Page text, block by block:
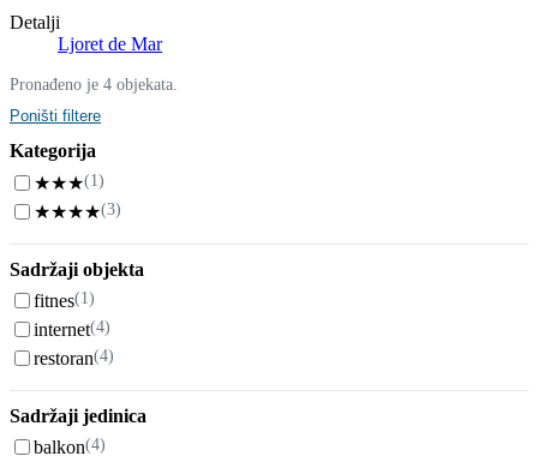
Detalji
Ljoret de Mar
Pronađeno je 4 objekata.
Poništi filtere
Kategorija
★★★(1)
★★★★(3)
Sadržaji objekta
fitnes(1)
internet(4)
restoran(4)
Sadržaji jedinica
balkon(4)